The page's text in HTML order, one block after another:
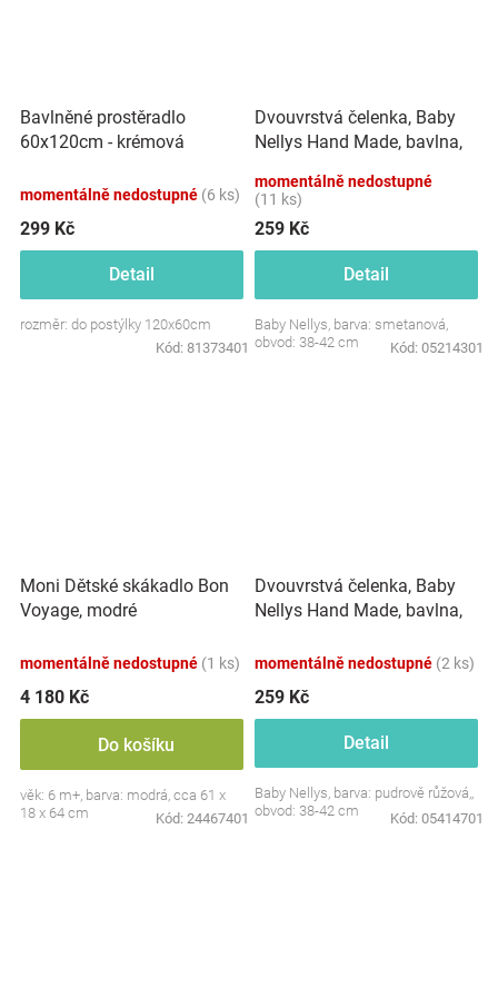
Bavlněné prostěradlo
60x120cm - krémová
momentálně nedostupné (6 ks)
299 Kč
Detail
rozměr: do postýlky 120x60cm
Kód: 81373401
Dvouvrstvá čelenka, Baby
Nellys Hand Made, bavlna,
80/98
momentálně nedostupné
(11 ks)
259 Kč
Detail
Baby Nellys, barva: smetanová,
obvod: 38-42 cm
Kód: 05214301
Moni Dětské skákadlo Bon
Voyage, modré
momentálně nedostupné (1 ks)
4 180 Kč
Do košíku
věk: 6 m+, barva: modrá, cca 61 x
18 x 64 cm
Kód: 24467401
Dvouvrstvá čelenka, Baby
Nellys Hand Made, bavlna,
růžová, 80/98
momentálně nedostupné (2 ks)
259 Kč
Detail
Baby Nellys, barva: pudrově růžová,,
obvod: 38-42 cm
Kód: 05414701